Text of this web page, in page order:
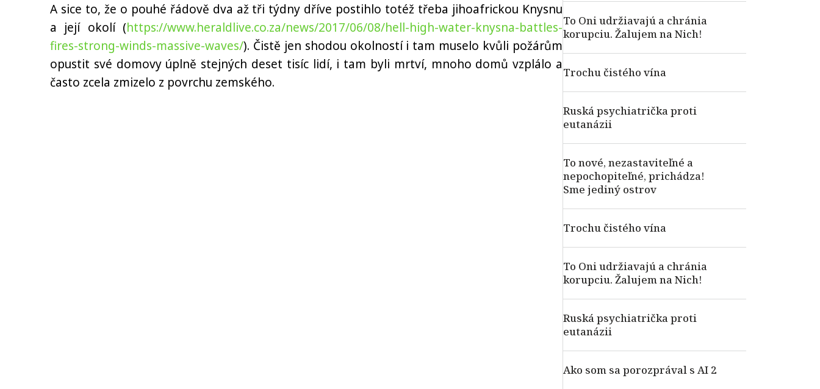
A sice to, že o pouhé řádově dva až tři týdny dříve postihlo totéž třeba jihoafrickou Knysnu
a její okolí (https://www.heraldlive.co.za/news/2017/06/08/hell-high-water-knysna-battles-
fires-strong-winds-massive-waves/). Čistě jen shodou okolností i tam muselo kvůli požárům
opustit své domovy úplně stejných deset tisíc lidí, i tam byli mrtví, mnoho domů vzplálo a
často zcela zmizelo z povrchu zemského.
To Oni udržiavajú a chránia
korupciu. Žalujem na Nich!
Trochu čistého vína
Ruská psychiatrička proti
eutanázii
To nové, nezastaviteľné a
nepochopiteľné, prichádza!
Sme jediný ostrov
Trochu čistého vína
To Oni udržiavajú a chránia
korupciu. Žalujem na Nich!
Ruská psychiatrička proti
eutanázii
Ako som sa porozprával s AI 2